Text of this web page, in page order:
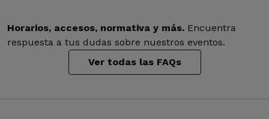
Horarios, accesos, normativa y más. Encuentra
respuesta a tus dudas sobre nuestros eventos.
Ver todas las FAQs